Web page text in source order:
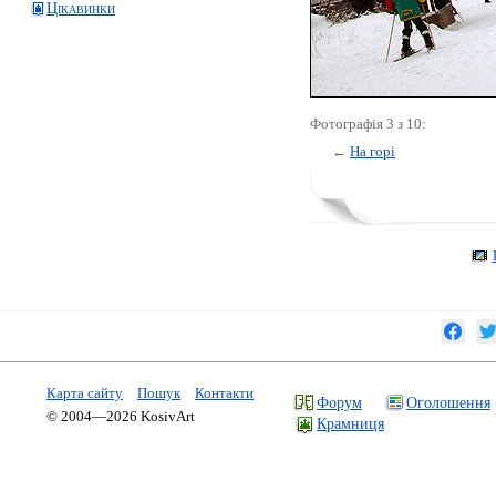
Цікавинки
Фотографія 3 з 10:
← На горі
Карта сайту Пошук
Контакти
© 2004—2026 KosivArt
Форум
Оголошення
Крамниця